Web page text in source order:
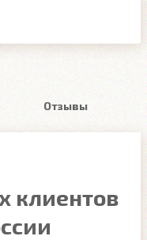
Отзывы
клиентов